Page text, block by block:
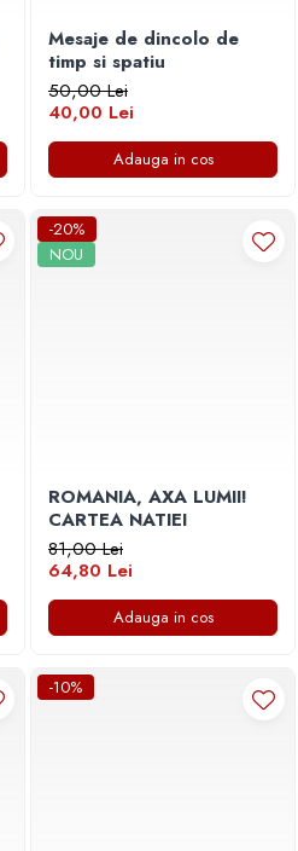
Mesaje de dincolo de
timp si spatiu
50,00 Lei
40,00 Lei
Adauga in cos
-20%
NOU
ROMANIA, AXA LUMII!
CARTEA NATIEI
81,00 Lei
64,80 Lei
Adauga in cos
-10%